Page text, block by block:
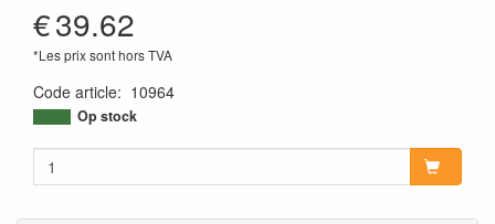
€39.62
*Les prix sont hors TVA
Code article: 10964
Op stock